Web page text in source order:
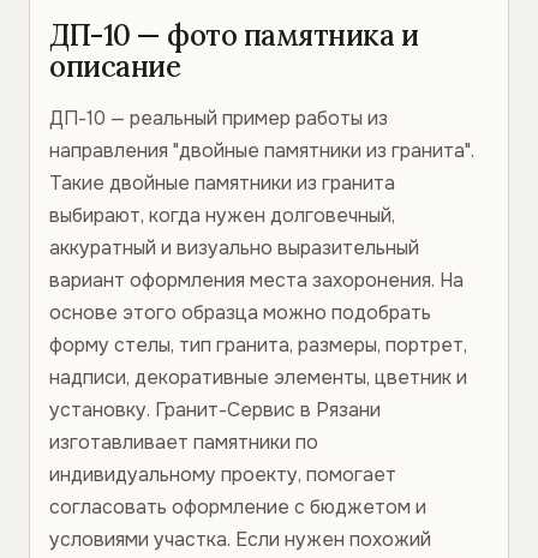
ДП-10 — фото памятника и
описание
ДП-10 — реальный пример работы из
направления "двойные памятники из гранита".
Такие двойные памятники из гранита
выбирают, когда нужен долговечный,
аккуратный и визуально выразительный
вариант оформления места захоронения. На
основе этого образца можно подобрать
форму стелы, тип гранита, размеры, портрет,
надписи, декоративные элементы, цветник и
установку. Гранит-Сервис в Рязани
изготавливает памятники по
индивидуальному проекту, помогает
согласовать оформление с бюджетом и
условиями участка. Если нужен похожий